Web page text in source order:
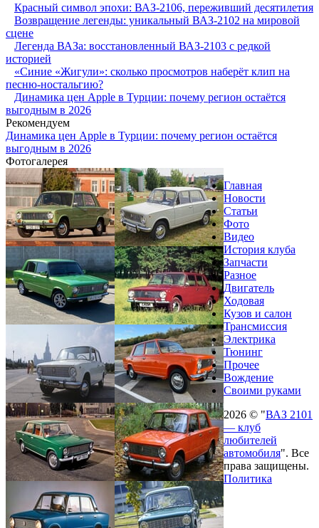
Красный символ эпохи: ВАЗ-2106, переживший десятилетия
Возвращение легенды: уникальный ВАЗ-2102 на мировой
сцене
Легенда ВАЗа: восстановленный ВАЗ-2103 с редкой
историей
«Синие «Жигули»: сколько просмотров наберёт клип на
песню-ностальгию?
Динамика цен Apple в Турции: почему регион остаётся
выгодным в 2026
Рекомендуем
Динамика цен Apple в Турции: почему регион остаётся
выгодным в 2026
Фотогалерея
Главная
Новости
Статьи
Фото
Видео
История клуба
Запчасти
Разное
Двигатель
Ходовая
Кузов и салон
Трансмиссия
Электрика
Тюнинг
Прочее
Вождение
Своими руками
2026 © "ВАЗ 2101
— клуб
любителей
автомобиля". Все
права защищены.
Политика